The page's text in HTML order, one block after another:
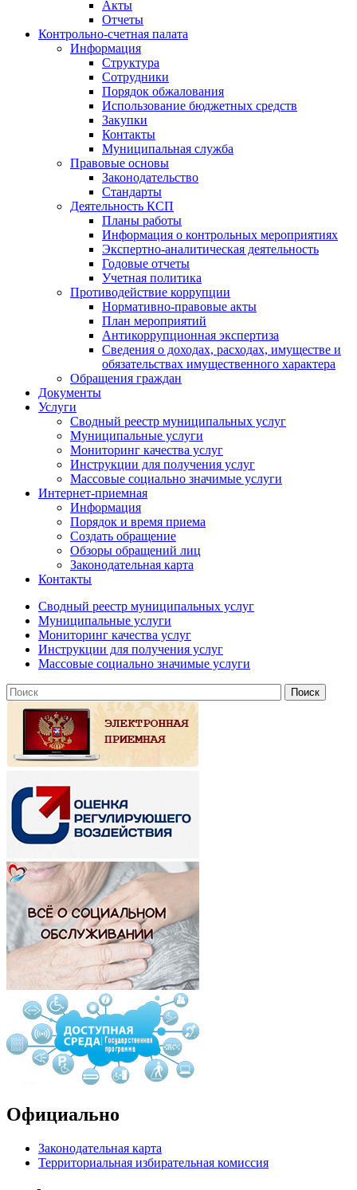
Акты
Отчеты
Контрольно-счетная палата
Информация
Структура
Сотрудники
Порядок обжалования
Использование бюджетных средств
Закупки
Контакты
Муниципальная служба
Правовые основы
Законодательство
Стандарты
Деятельность КСП
Планы работы
Информация о контрольных мероприятиях
Экспертно-аналитическая деятельность
Годовые отчеты
Учетная политика
Противодействие коррупции
Нормативно-правовые акты
План мероприятий
Антикоррупционная экспертиза
Сведения о доходах, расходах, имуществе и
обязательствах имущественного характера
Обращения граждан
Документы
Услуги
Сводный реестр муниципальных услуг
Муниципальные услуги
Мониторинг качества услуг
Инструкции для получения услуг
Массовые социально значимые услуги
Интернет-приемная
Информация
Порядок и время приема
Создать обращение
Обзоры обращений лиц
Законодательная карта
Контакты
Сводный реестр муниципальных услуг
Муниципальные услуги
Мониторинг качества услуг
Инструкции для получения услуг
Массовые социально значимые услуги
Официально
Законодательная карта
Территориальная избирательная комиссия